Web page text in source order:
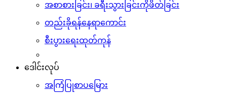
အစာစားခြင်း၊ ခရီးသွားခြင်းကိုဖိတ်ခြင်း
တည်းခိုရန်နေရာကောင်း
စီးပွားရေးထုတ်ကုန်
ဒေါင်းလုပ်
အကြံပြုစာပမြေား